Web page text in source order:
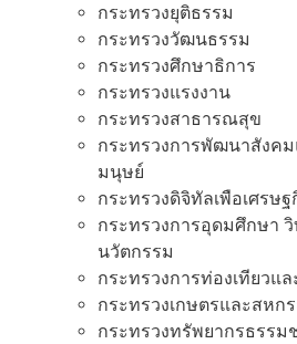
กระทรวงยุติธรรม
กระทรวงวัฒนธรรม
กระทรวงศึกษาธิการ
กระทรวงแรงงาน
กระทรวงสาธารณสุข
กระทรวงการพัฒนาสังค
มนุษย์
กระทรวงดิจิทัลเพือเศรษ
กระทรวงการอุดมศึกษา
นวัตกรรม
กระทรวงการท่องเทียวแ
กระทรวงเกษตรและสหก
กระทรวงทรัพยากรธรรม